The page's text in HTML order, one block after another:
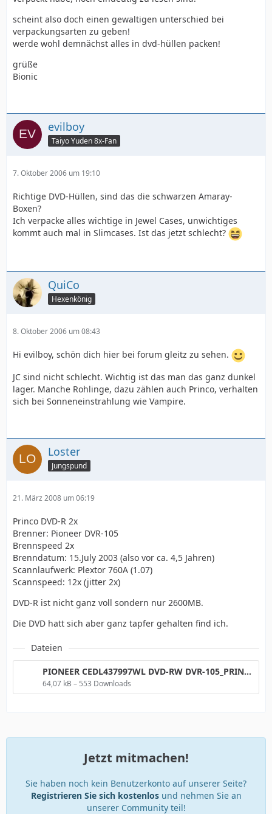
scheint also doch einen gewaltigen unterschied bei
verpackungsarten zu geben!
werde wohl demnächst alles in dvd-hüllen packen!
grüße
Bionic
evilboy
Taiyo Yuden 8x-Fan
7. Oktober 2006 um 19:10
Richtige DVD-Hüllen, sind das die schwarzen Amaray-
Boxen?
Ich verpacke alles wichtige in Jewel Cases, unwichtiges
kommt auch mal in Slimcases. Ist das jetzt schlecht?
QuiCo
Hexenkönig
8. Oktober 2006 um 08:43
Hi evilboy, schön dich hier bei forum gleitz zu sehen.
JC sind nicht schlecht. Wichtig ist das man das ganz dunkel
lager. Manche Rohlinge, dazu zählen auch Princo, verhalten
sich bei Sonneneinstrahlung wie Vampire.
Loster
Jungspund
21. März 2008 um 06:19
Princo DVD-R 2x
Brenner: Pioneer DVR-105
Brennspeed 2x
Brenndatum: 15.July 2003 (also vor ca. 4,5 Jahren)
Scannlaufwerk: Plextor 760A (1.07)
Scannspeed: 12x (jitter 2x)
DVD-R ist nicht ganz voll sondern nur 2600MB.
Die DVD hatt sich aber ganz tapfer gehalten find ich.
Dateien
PIONEER CEDL437997WL DVD-RW DVR-105_PRINCO_DVDR PX-760A _Mar 21 2008 05h09m48s288ms_12x.png
64,07 kB – 553 Downloads
Jetzt mitmachen!
Sie haben noch kein Benutzerkonto auf unserer Seite?
Registrieren Sie sich kostenlosund nehmen Sie an
unserer Community teil!